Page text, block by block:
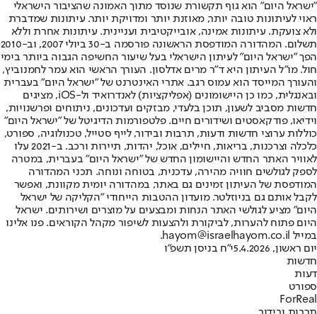
"ישראל היום" הוא גוף תקשורת שנוסד מתוך האמונה שהציבור הישראלי
ראוי לעיתונות טובה יותר, מאוזנת יותר ומדויקת יותר. עיתונות שמדברת
ולא צועקת. עיתונות אמינה, אובייקטיבית ועניינית. עיתונות אחרת וללא
תשלום. המהדורה המודפסת הראשונה פורסמה ב-30 ביולי 2007, וב-2010
הפך "ישראל היום" לעיתון הישראלי בעל שיעור החשיפה הגבוה ביותר בימי
חול. מו"ל העיתון היא ד"ר מרים אדלסון. העורך הראשי הוא עמר לחמנוביץ,
והעורך המייסד הוא עמוס רגב. אתרי האינטרנט של "ישראל היום" בעברית
ובאנגלית, כמו כן היישומונים (אפליקציות) לאנדרואיד ול-iOS, מציגים
חדשות מסביב לשעון, תוכן בלעדי, מבזקים ועדכונים, ניתוחים ופרשנויות,
וידיאו, פודקאסטים ושידורים חיים. פלטפורמות הדיגיטל של "ישראל היום"
כוללות ערוצי חדשות ודעות, תרבות ובידור, לייף סטייל, טכנולוגיה, ספורט,
כלכלה וצרכנות, בריאות, חיילים, אוכל, יהדות, תיירות ורכב. ב-2021 עלו
לאוויר האתר החדש והיישומון החדש של "ישראל היום" בעברית, במטרה
לספק לגולשים חוויה מהירה, עדכנית, בטוחה ונוחה. תכני המהדורה
המודפסת של העיתון זמינים גם באתר, במהדורה יומית מקוונת, ואפשר
לקבל אותם גם בניוזלטר. מועדון ההטבות הייחודי "הקליקה של ישראל
היום" מציע לגולשי האתר הנחות ומבצעים על מוצרים ושירותים. ישראל
היום פתוח להערות, לביקורת ולהצעות לשיפור מקהל הקוראים. פנו אלינו
במייל hayom@israelhayom.co.il.
יום ראשון, 5.4.2026
י"ח בניסן תשפ"ו
חדשות
דעות
ספורט
ForReal